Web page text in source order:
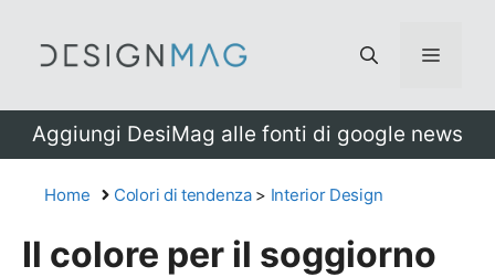
Menu
Aggiungi DesiMag alle fonti di google news
Home Colori di tendenza> Interior Design
Il colore per il soggiorno